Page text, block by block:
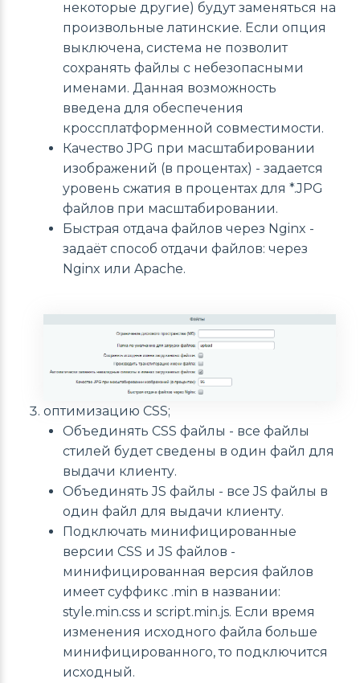
некоторые другие) будут заменяться на
произвольные латинские. Если опция
выключена, система не позволит
сохранять файлы с небезопасными
именами. Данная возможность
введена для обеспечения
кроссплатформенной совместимости.
Качество JPG при масштабировании
изображений (в процентах) - задается
уровень сжатия в процентах для *.JPG
файлов при масштабировании.
Быстрая отдача файлов через Nginx -
задаёт способ отдачи файлов: через
Nginx или Apache.
оптимизацию CSS;
Объединять CSS файлы - все файлы
стилей будет сведены в один файл для
выдачи клиенту.
Объединять JS файлы - все JS файлы в
один файл для выдачи клиенту.
Подключать минифицированные
версии CSS и JS файлов -
минифицированная версия файлов
имеет суффикс .min в названии:
style.min.css и script.min.js. Если время
изменения исходного файла больше
минифицированного, то подключится
исходный.